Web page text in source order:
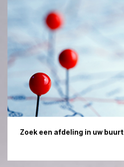
Zoek een afdeling in uw buurt